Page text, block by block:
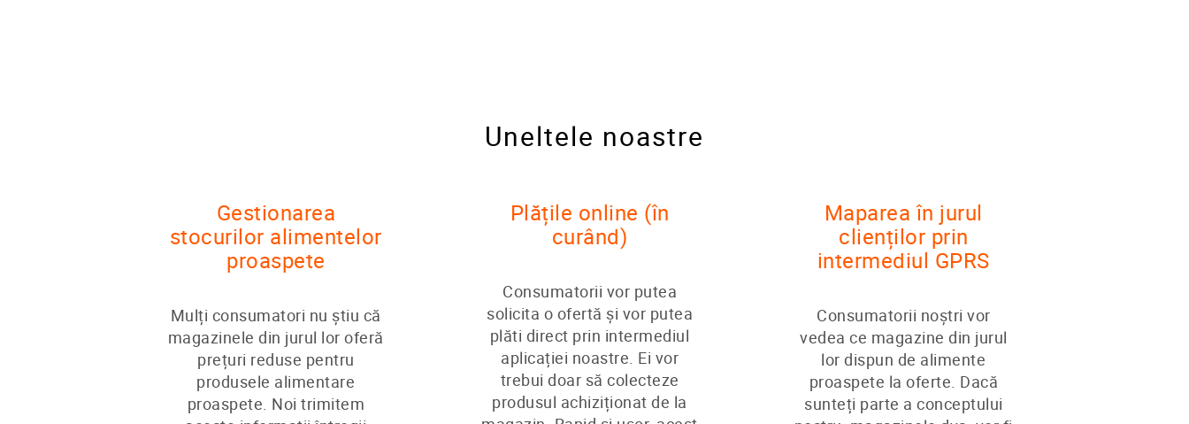
Uneltele noastre
Gestionarea
stocurilor alimentelor
proaspete
Mulți consumatori nu știu că
magazinele din jurul lor oferă
prețuri reduse pentru
produsele alimentare
proaspete. Noi trimitem
Plățile online (în
curând)
Consumatorii vor putea
solicita o ofertă și vor putea
plăti direct prin intermediul
aplicației noastre. Ei vor
trebui doar să colecteze
produsul achiziționat de la
Maparea în jurul
clienților prin
intermediul GPRS
Consumatorii noștri vor
vedea ce magazine din jurul
lor dispun de alimente
proaspete la oferte. Dacă
sunteți parte a conceptului